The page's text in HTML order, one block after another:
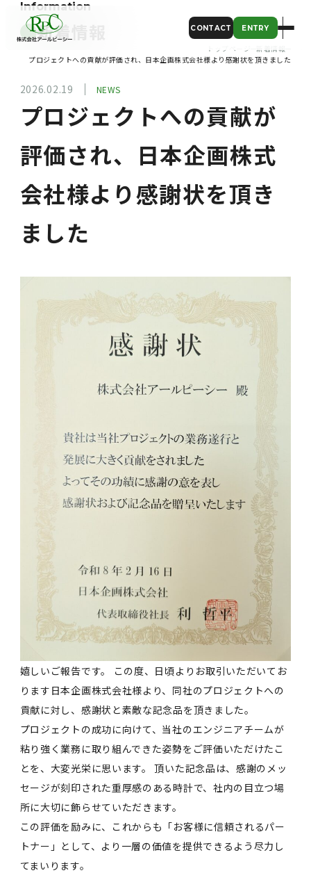
ENTRY
CONTACT
Information
新着情報
トップページ
新着情報
プロジェクトへの貢献が評価され、日本企画株式会社様より感謝状を頂きました
2026.02.19 NEWS
プロジェクトへの貢献が
評価され、日本企画株式
会社様より感謝状を頂き
ました
嬉しいご報告です。 この度、日頃よりお取引いただいてお
ります日本企画株式会社様より、同社のプロジェクトへの
貢献に対し、感謝状と素敵な記念品を頂きました。
プロジェクトの成功に向けて、当社のエンジニアチームが
粘り強く業務に取り組んできた姿勢をご評価いただけたこ
とを、大変光栄に思います。 頂いた記念品は、感謝のメッ
セージが刻印された重厚感のある時計で、社内の目立つ場
所に大切に飾らせていただきます。
この評価を励みに、これからも「お客様に信頼されるパー
トナー」として、より一層の価値を提供できるよう尽力し
てまいります。